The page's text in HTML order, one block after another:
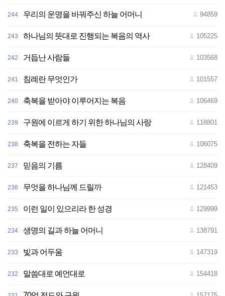
244 우리의 운명을 바꿔주신 하늘 어머니 94859
243 하나님의 뜻대로 진행되는 복음의 역사 105225
242 거듭난 사람들 103568
241 침례란 무엇인가 101557
240 축복을 받아야 이루어지는 복음 106469
239 구원에 이르게 하기 위한 하나님의 사랑 118801
238 축복을 전하는 자들 106075
237 믿음의 기름 128409
236 무엇을 하나님께 드릴까 121453
235 이런 일이 있으리라 한 성경 129999
234 생명의 길과 하늘 어머니 138791
233 빛과 어두움 147319
232 말씀대로 예언대로 154418